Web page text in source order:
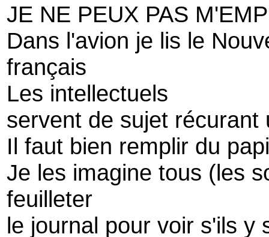
JE NE PEUX PAS
Dans l'avion je lis le
français
Les intellectuels
servent de sujet récurant
Il faut bien remplir du
Je les imagine tous (les
feuilleter
le journal pour voir s'ils y